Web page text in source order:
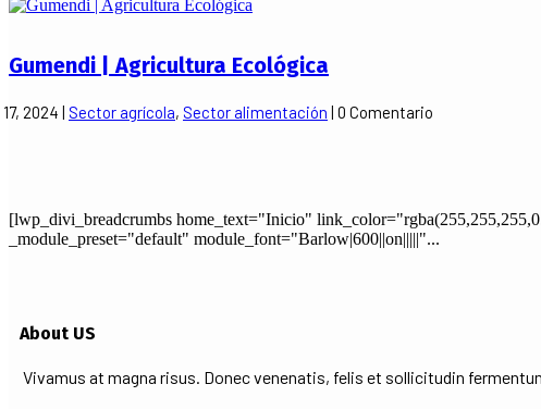
Gumendi | Agricultura Ecológica
2024 Sector agrícola, Sector alimentación | 0 Comentario
[lwp_divi_breadcrumbs home_text="Inicio"
_module_preset="default" module_font="Barlow|600||on|||||"...
About US
Vivamus at magna risus. Donec venenatis, felis et sollicitudin